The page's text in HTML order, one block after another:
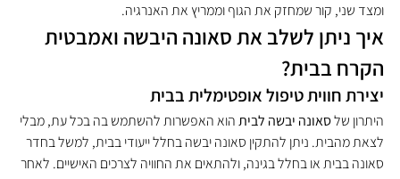
ומצד שני, קור שמחזק את הגוף וממריץ את האנרגיה.
איך ניתן לשלב את סאונה היבשה ואמבטית
הקרח בבית?
יצירת חווית טיפול אופטימלית בבית
היתרון של סאונה יבשה לבית הוא האפשרות להשתמש בה בכל עת, מבלי
לצאת מהבית. ניתן להתקין סאונה יבשה בחלל ייעודי בבית, למשל בחדר
סאונה בבית או בחלל בגינה, ולהתאים את החוויה לצרכים האישיים. לאחר